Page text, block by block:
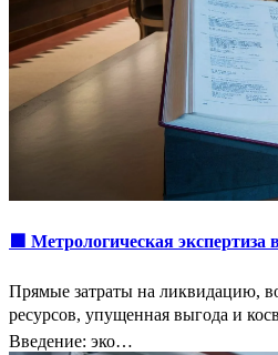
🟩 Метрологическая экспертиза
Прямые затраты на ликвидацию,
ресурсов, упущенная выгода и
Введение: эко…